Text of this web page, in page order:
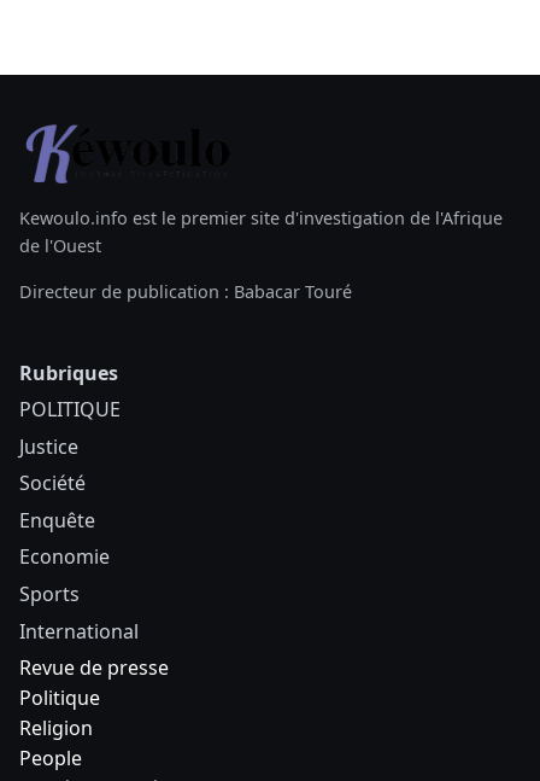
Kewoulo.info est le premier site d'investigation de l'Afrique
de l'Ouest
Directeur de publication : Babacar Touré
Rubriques
POLITIQUE
Justice
Société
Enquête
Economie
Sports
International
Revue de presse
Politique
Religion
People